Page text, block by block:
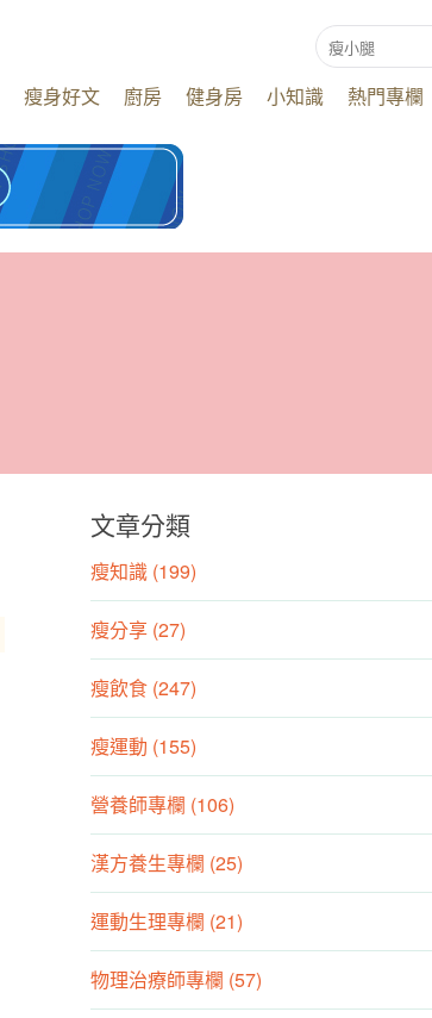
瘦身好文 廚房 健身房 小知識 熱門專欄
文章分類
瘦知識 (199)
瘦分享 (27)
瘦飲食 (247)
瘦運動 (155)
營養師專欄 (106)
漢方養生專欄 (25)
運動生理專欄 (21)
物理治療師專欄 (57)